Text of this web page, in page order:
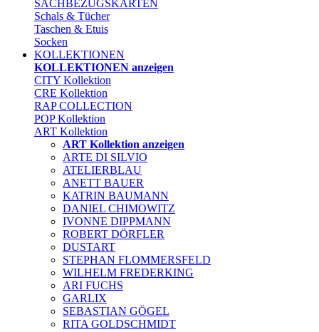
SACHBEZUGSKARTEN
Schals & Tücher
Taschen & Etuis
Socken
KOLLEKTIONEN
KOLLEKTIONEN anzeigen
CITY Kollektion
CRE Kollektion
RAP COLLECTION
POP Kollektion
ART Kollektion
ART Kollektion anzeigen
ARTE DI SILVIO
ATELIERBLAU
ANETT BAUER
KATRIN BAUMANN
DANIEL CHIMOWITZ
IVONNE DIPPMANN
ROBERT DÖRFLER
DUSTART
STEPHAN FLOMMERSFELD
WILHELM FREDERKING
ARI FUCHS
GARLIX
SEBASTIAN GÖGEL
RITA GOLDSCHMIDT